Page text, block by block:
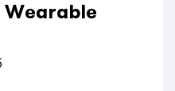
Wearable